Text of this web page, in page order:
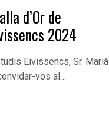
d’Or de
2024
Eivissencs, Sr. Marià
vos al…